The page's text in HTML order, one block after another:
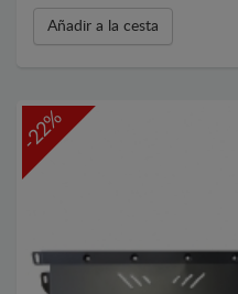
Añadir a la cesta
-22%